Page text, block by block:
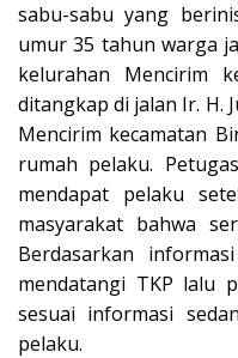
sabu-sabu yang
umur 35 tahun warga
kelurahan Mencirim
ditangkap di jalan Ir. H.
Mencirim kecamatan
rumah pelaku.
mendapat pelaku
masyarakat bahwa
Berdasarkan
mendatangi TKP lalu
sesuai informasi
pelaku.